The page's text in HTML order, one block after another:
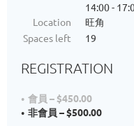
14:00 -
Location
旺角
Spaces left
19
REGISTRATION
會員 – $450.00
非會員 – $500.00